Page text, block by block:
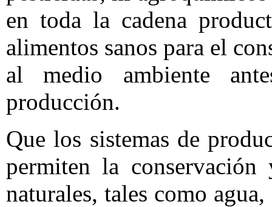
en toda la cadena
alimentos sanos para el
al medio ambiente
producción.
Que los sistemas de
permiten la
naturales, tales como